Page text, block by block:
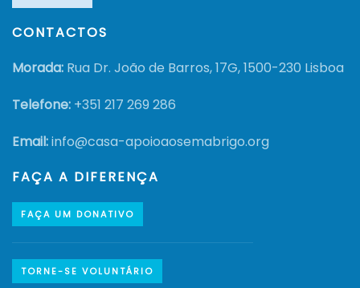
CONTACTOS
Morada: Rua Dr. João de Barros, 17G, 1500-230 Lisboa
Telefone: +351 217 269 286
Email:info@casa-apoioaosemabrigo.org
FAÇA A DIFERENÇA
FAÇA UM DONATIVO
TORNE-SE VOLUNTÁRIO